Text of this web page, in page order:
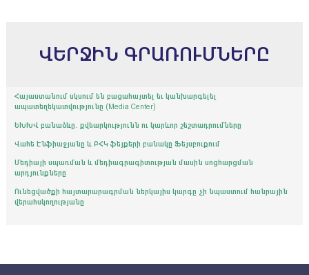
ՎԵՐՋԻՆ ԳՐԱՌՈՒՄՆԵՐԸ
Հայաստանում սկսում են բացահայտել եւ կանխարգելել
ապատեղեկատվությունը (Media Center)
ԵԽԽՎ բանաձևը․ քվեարկությունն ու կարևոր շեշտադրումները
Վահե Էնֆիաջյանը և ԲՀԿ ֆեյքերի բանակը Ֆեյսբուքում
Մեդիայի սպառման և մեդիագրագիտության մասին սոցհարցման
արդյունքները
Ունեցվածքի հայտարարագրման ներկայիս կարգը չի նպաստում հանրային
վերահսկողությանը